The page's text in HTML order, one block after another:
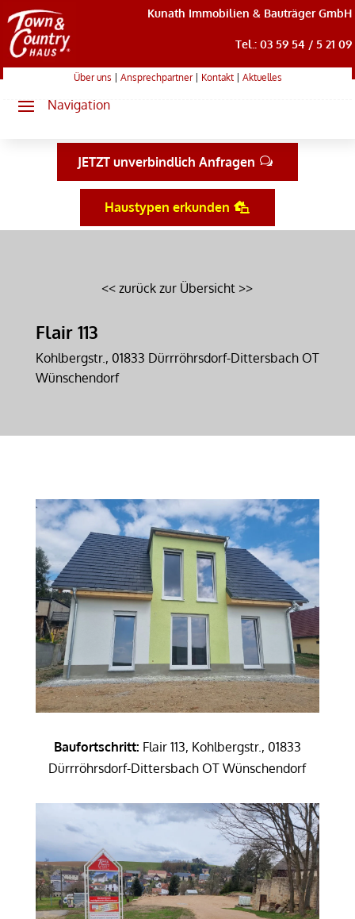
Kunath Immobilien & Bauträger GmbH
Tel.: 03 59 54 / 5 21 09
Über uns Ansprechpartner| Kontakt| Aktuelles
JETZT unverbindlich Anfragen
Haustypen erkunden
<< zurück zur Übersicht >>
Flair 113
Kohlbergstr., 01833 Dürrröhrsdorf-Dittersbach OT
Wünschendorf
Baufortschritt: Flair 113, Kohlbergstr., 01833
Dürrröhrsdorf-Dittersbach OT Wünschendorf